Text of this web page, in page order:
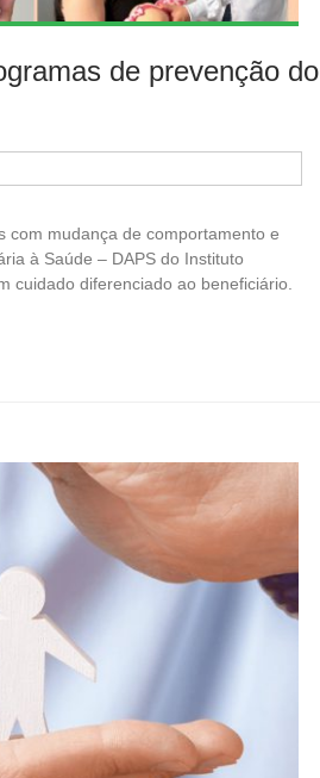
de prevenção do
com mudança de comportamento e
à Saúde – DAPS do Instituto
cuidado diferenciado ao beneficiário.